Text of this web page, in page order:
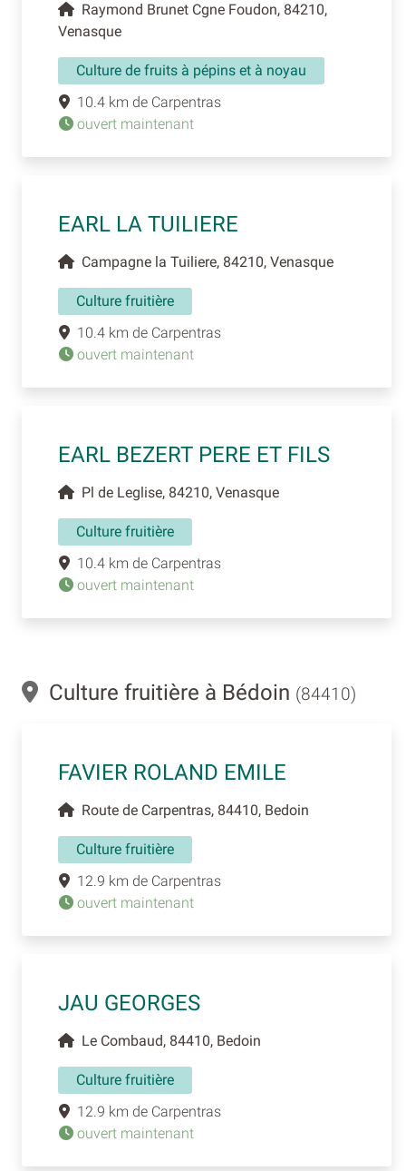
Raymond Brunet Cgne Foudon, 84210,
Venasque
Culture de fruits à pépins et à noyau
10.4 km de Carpentras
ouvert maintenant
EARL LA TUILIERE
Campagne la Tuiliere, 84210, Venasque
Culture fruitière
10.4 km de Carpentras
ouvert maintenant
EARL BEZERT PERE ET FILS
Pl de Leglise, 84210, Venasque
Culture fruitière
10.4 km de Carpentras
ouvert maintenant
Culture fruitière à Bédoin (84410)
FAVIER ROLAND EMILE
Route de Carpentras, 84410, Bedoin
Culture fruitière
12.9 km de Carpentras
ouvert maintenant
JAU GEORGES
Le Combaud, 84410, Bedoin
Culture fruitière
12.9 km de Carpentras
ouvert maintenant